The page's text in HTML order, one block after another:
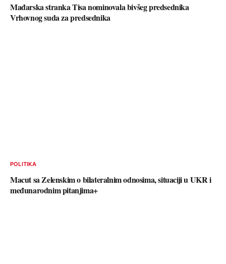
Mađarska stranka Tisa nominovala bivšeg predsednika
Vrhovnog suda za predsednika
POLITIKA
Macut sa Zelenskim o bilateralnim odnosima, situaciji u UKR i
međunarodnim pitanjima+